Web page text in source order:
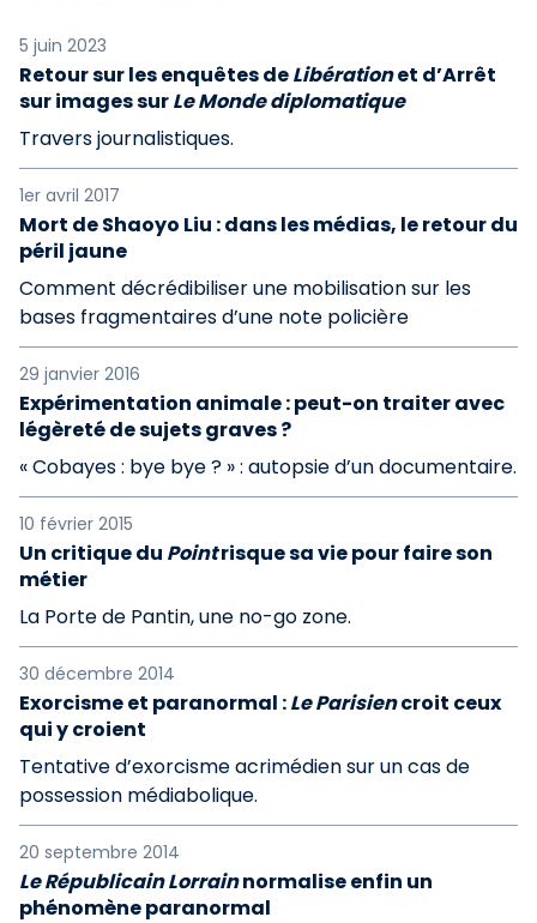
5 juin 2023
Retour sur les enquêtes deLibérationet d’Arrêt
sur images surLe Monde diplomatique
Travers journalistiques.
1er avril 2017
Mort de Shaoyo Liu : dans les médias, le retour du
péril jaune
Comment décrédibiliser une mobilisation sur les
bases fragmentaires d’une note policière
29 janvier 2016
Expérimentation animale : peut-on traiter avec
légèreté de sujets graves ?
« Cobayes : bye bye ? » : autopsie d’un documentaire.
10 février 2015
Un critique du Pointrisque sa vie pour faire son
métier
La Porte de Pantin, une no-go zone.
30 décembre 2014
Exorcisme et paranormal :Le Parisiencroit ceux
qui y croient
Tentative d’exorcisme acrimédien sur un cas de
possession médiabolique.
20 septembre 2014
Le Républicain Lorrainnormalise enfin un
phénomène paranormal